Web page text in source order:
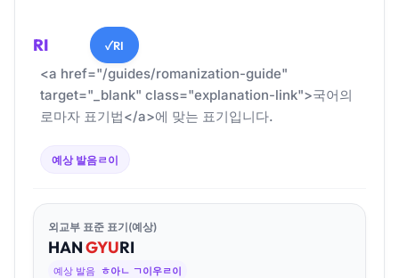
RI ✓RI
<a href="/guides/romanization-guide"
target="_blank" class="explanation-link">국어의
로마자 표기법</a>에 맞는 표기입니다.
예상 발음ㄹ이
외교부 표준 표기(예상)
HANGYURI
예상 발음 ㅎ아ㄴ ㄱ이우ㄹ이